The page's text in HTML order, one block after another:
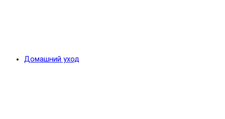
Домашний уход